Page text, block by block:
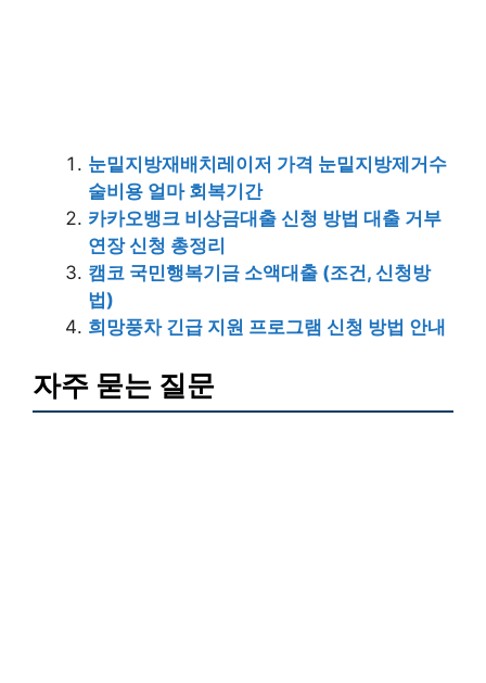
눈밑지방재배치레이저 가격 눈밑지방제거수
술비용 얼마 회복기간
카카오뱅크 비상금대출 신청 방법 대출 거부
연장 신청 총정리
캠코 국민행복기금 소액대출 (조건, 신청방
법)
희망풍차 긴급 지원 프로그램 신청 방법 안내
자주 묻는 질문